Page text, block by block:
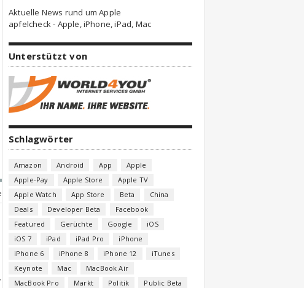
Aktuelle News rund um Apple
apfelcheck - Apple, iPhone, iPad, Mac
Unterstützt von
Schlagwörter
Amazon Android App
Apple
Apple-Pay
Apple Store
Apple TV
Apple Watch
App Store Beta
China
Deals
Developer Beta
Facebook
Featured
Gerüchte Google
iOS
iOS 7
iPad iPad Pro
iPhone
iPhone 6
iPhone 8 iPhone 12
iTunes
Keynote
Mac
MacBook Air
MacBook Pro
Markt Politik
Public Beta